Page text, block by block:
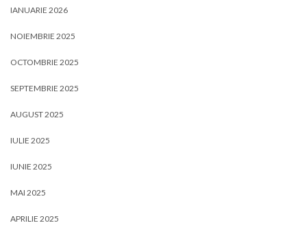
IANUARIE 2026
NOIEMBRIE 2025
OCTOMBRIE 2025
SEPTEMBRIE 2025
AUGUST 2025
IULIE 2025
IUNIE 2025
MAI 2025
APRILIE 2025